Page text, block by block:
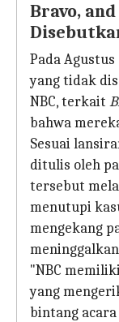
Bravo,
Pada
yang tidak
NBC, terkait
bahwa
Sesuai
ditulis oleh
tersebut
menutupi
mengekang
"NBC
yang
bintang